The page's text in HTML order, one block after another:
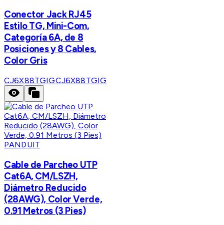
Conector Jack RJ45
Estilo TG, Mini-Com,
Categoría 6A, de 8
Posiciones y 8 Cables,
Color Gris
CJ6X88TGIGCJ6X88TGIG
PANDUIT
Cable de Parcheo UTP
Cat6A, CM/LSZH,
Diámetro Reducido
(28AWG), Color Verde,
0.91 Metros (3 Pies)